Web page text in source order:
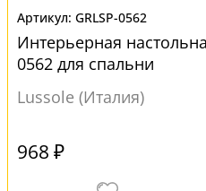
GRLSP-0562
Интерьерная
0562 для спальни
Lussole (Италия)
968 ₽